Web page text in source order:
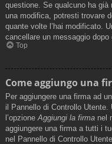
questione. Se qualcuno ha
una modifica, potresti trovare
quante volte l’hai modificato.
cancellare un messaggio
Top
Come aggiungo una
Per aggiungere una firma ad
il Pannello di Controllo
l’opzione Aggiungi la firma nel
aggiungere una firma a tutti i
nel Pannello di Controllo